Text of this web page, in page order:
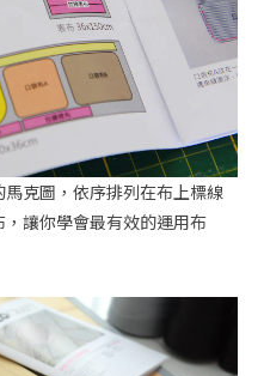
克圖，依序排列在布上標線
讓你學會最有效的運用布